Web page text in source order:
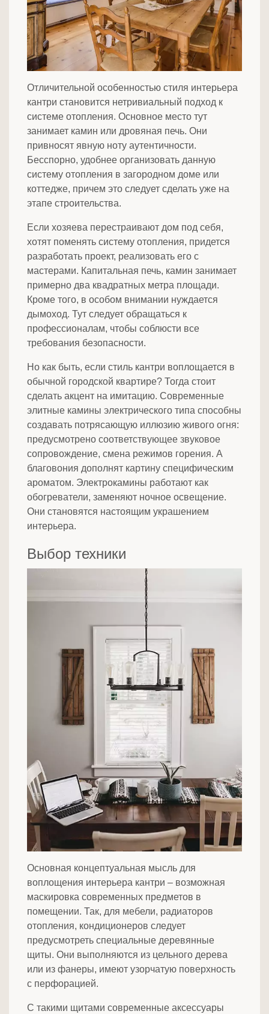
Отличительной особенностью стиля интерьера
кантри становится нетривиальный подход к
системе отопления. Основное место тут
занимает камин или дровяная печь. Они
привносят явную ноту аутентичности.
Бесспорно, удобнее организовать данную
систему отопления в загородном доме или
коттедже, причем это следует сделать уже на
этапе строительства.
Если хозяева перестраивают дом под себя,
хотят поменять систему отопления, придется
разработать проект, реализовать его с
мастерами. Капитальная печь, камин занимает
примерно два квадратных метра площади.
Кроме того, в особом внимании нуждается
дымоход. Тут следует обращаться к
профессионалам, чтобы соблюсти все
требования безопасности.
Но как быть, если стиль кантри воплощается в
обычной городской квартире? Тогда стоит
сделать акцент на имитацию. Современные
элитные камины электрического типа способны
создавать потрясающую иллюзию живого огня:
предусмотрено соответствующее звуковое
сопровождение, смена режимов горения. А
благовония дополнят картину специфическим
ароматом. Электрокамины работают как
обогреватели, заменяют ночное освещение.
Они становятся настоящим украшением
интерьера.
Выбор техники
Основная концептуальная мысль для
воплощения интерьера кантри – возможная
маскировка современных предметов в
помещении. Так, для мебели, радиаторов
отопления, кондиционеров следует
предусмотреть специальные деревянные
щиты. Они выполняются из цельного дерева
или из фанеры, имеют узорчатую поверхность
с перфорацией.
С такими щитами современные аксессуары